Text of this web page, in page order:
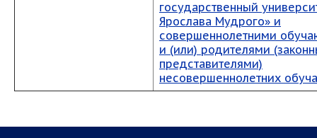
государственный
Ярослава Мудрого» и
совершеннолетними
и (или) родителями
представителями)
несовершеннолетних